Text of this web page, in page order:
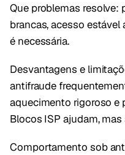
Que problemas resolve:
brancas, acesso
é necessária.
Desvantagens e
antifraude
aquecimento rigoroso e
Blocos ISP ajudam,
Comportamento sob